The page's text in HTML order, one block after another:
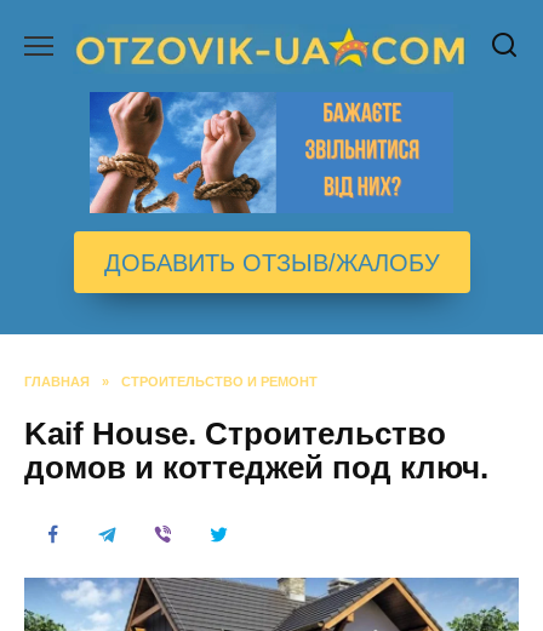
содержанию
ДОБАВИТЬ ОТЗЫВ/ЖАЛОБУ
ГЛАВНАЯ » СТРОИТЕЛЬСТВО И РЕМОНТ
Kaif House. Строительство
домов и коттеджей под ключ.